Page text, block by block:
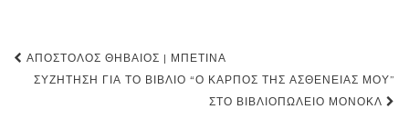
Post
navigation
ΑΠΌΣΤΟΛΟΣ ΘΗΒΑΊΟΣ | ΜΠΕΤΊΝΑ
ΣΥΖΉΤΗΣΗ ΓΙΑ ΤΟ ΒΙΒΛΊΟ “Ο ΚΑΡΠΌΣ ΤΗΣ ΑΣΘΕΝΕΊΑΣ ΜΟΥ”
ΣΤΟ ΒΙΒΛΙΟΠΩΛΕΊΟ ΜΟΝΌΚΛ